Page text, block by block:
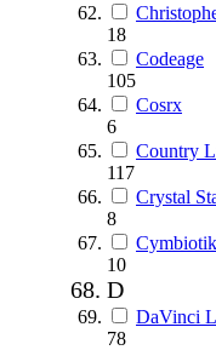
18
Codeage
105
Cosrx
6
Country
117
Crystal
8
10
D
DaVinci
78